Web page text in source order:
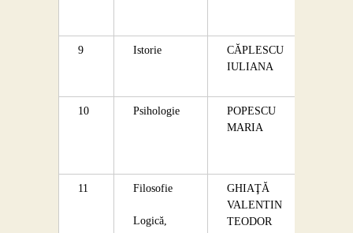
9 Istorie
CĂPLESCU
IULIANA
10 Psihologie
POPESCU
MARIA
11 Filosofie
Logică,
GHIAŢĂ
VALENTIN
TEODOR